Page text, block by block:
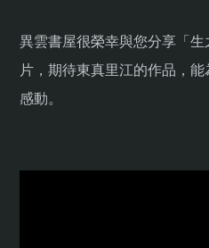
異雲書屋很榮幸與您分享「
片，期待東真里江的作品，
感動。